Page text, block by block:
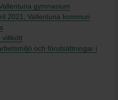
gymnasium
2021, Vallentuna kommun
viltkött
och förutsättningar i